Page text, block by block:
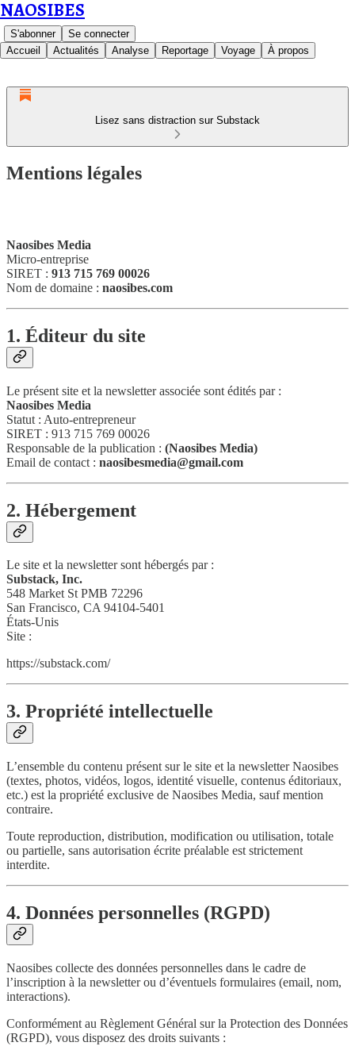
NAOSIBES
S'abonner
Se connecter
Accueil
Actualités Analyse Reportage Voyage À propos
Lisez sans distraction sur Substack
Mentions légales
Naosibes Media
Micro-entreprise
SIRET : 913 715 769 00026
Nom de domaine : naosibes.com
1. Éditeur du site
Le présent site et la newsletter associée sont édités par :
Naosibes Media
Statut : Auto-entrepreneur
SIRET : 913 715 769 00026
Responsable de la publication : (Naosibes Media)
Email de contact : naosibesmedia@gmail.com
2. Hébergement
Le site et la newsletter sont hébergés par :
Substack, Inc.
548 Market St PMB 72296
San Francisco, CA 94104-5401
États-Unis
Site :
https://substack.com/
3. Propriété intellectuelle
L’ensemble du contenu présent sur le site et la newsletter Naosibes
(textes, photos, vidéos, logos, identité visuelle, contenus éditoriaux,
etc.) est la propriété exclusive de Naosibes Media, sauf mention
contraire.
Toute reproduction, distribution, modification ou utilisation, totale
ou partielle, sans autorisation écrite préalable est strictement
interdite.
4. Données personnelles (RGPD)
Naosibes collecte des données personnelles dans le cadre de
l’inscription à la newsletter ou d’éventuels formulaires (email, nom,
interactions).
Conformément au Règlement Général sur la Protection des Données
(RGPD), vous disposez des droits suivants :